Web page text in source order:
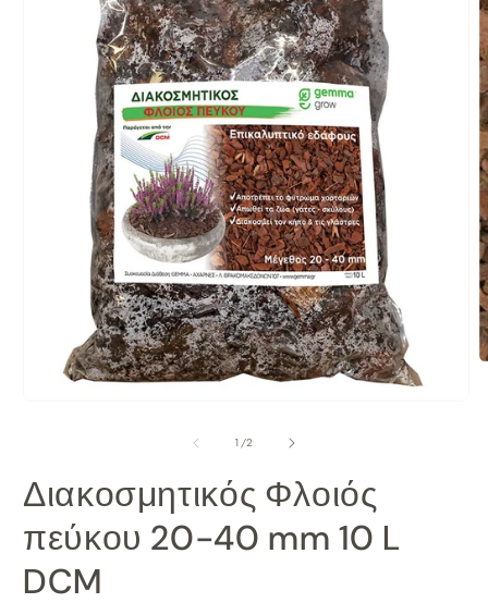
βοηθητικό
1/από
2
Διακοσμητικός Φλοιός
πεύκου 20-40 mm 10 L
DCM